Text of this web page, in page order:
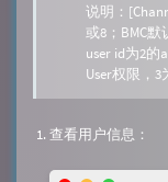
说明：
或8；BMC默
user id为2的
User权限，
查看用户信息：